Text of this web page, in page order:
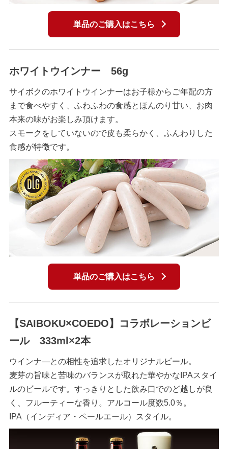
単品のご購入はこちら
ホワイトウインナー 56g
サイボクのホワイトウインナーはお子様からご年配の方
まで食べやすく、ふわふわの食感とほんのり甘い、お肉
本来の味がお楽しみ頂けます。
スモークをしていないので皮も柔らかく、ふんわりした
食感が特徴です。
単品のご購入はこちら
【SAIBOKU×COEDO】コラボレーションビ
ール 333ml×2本
ウインナ―との相性を追求したオリジナルビール。
麦芽の旨味と苦味のバランスが取れた華やかなIPAスタイ
ルのビールです。すっきりとした飲み口でのど越しが良
く、フルーティーな香り。アルコール度数5.0％。
IPA（インディア・ペールエール）スタイル。